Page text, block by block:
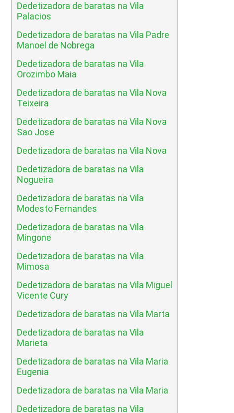
Dedetizadora de baratas na Vila
Palacios
Dedetizadora de baratas na Vila Padre
Manoel de Nobrega
Dedetizadora de baratas na Vila
Orozimbo Maia
Dedetizadora de baratas na Vila Nova
Teixeira
Dedetizadora de baratas na Vila Nova
Sao Jose
Dedetizadora de baratas na Vila Nova
Dedetizadora de baratas na Vila
Nogueira
Dedetizadora de baratas na Vila
Modesto Fernandes
Dedetizadora de baratas na Vila
Mingone
Dedetizadora de baratas na Vila
Mimosa
Dedetizadora de baratas na Vila Miguel
Vicente Cury
Dedetizadora de baratas na Vila Marta
Dedetizadora de baratas na Vila
Marieta
Dedetizadora de baratas na Vila Maria
Eugenia
Dedetizadora de baratas na Vila Maria
Dedetizadora de baratas na Vila